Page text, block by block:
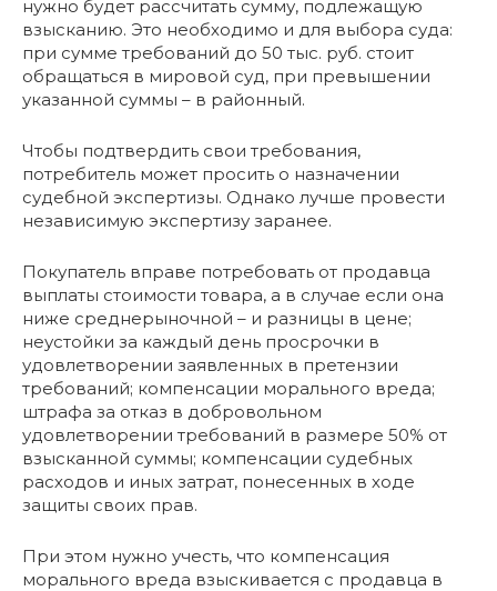
нужно будет рассчитать сумму, подлежащую
взысканию. Это необходимо и для выбора суда:
при сумме требований до 50 тыс. руб. стоит
обращаться в мировой суд, при превышении
указанной суммы – в районный.
Чтобы подтвердить свои требования,
потребитель может просить о назначении
судебной экспертизы. Однако лучше провести
независимую экспертизу заранее.
Покупатель вправе потребовать от продавца
выплаты стоимости товара, а в случае если она
ниже среднерыночной – и разницы в цене;
неустойки за каждый день просрочки в
удовлетворении заявленных в претензии
требований; компенсации морального вреда;
штрафа за отказ в добровольном
удовлетворении требований в размере 50% от
взысканной суммы; компенсации судебных
расходов и иных затрат, понесенных в ходе
защиты своих прав.
При этом нужно учесть, что компенсация
морального вреда взыскивается с продавца в